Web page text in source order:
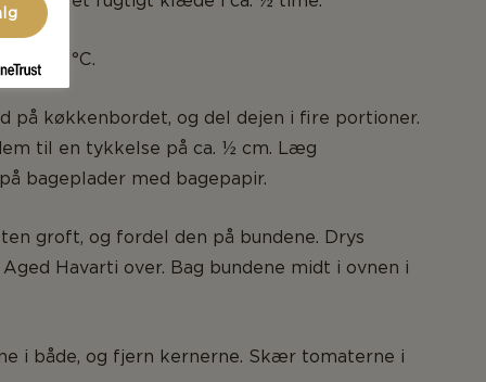
til 225 °C.
på køkkenbordet, og del dejen i fire portioner.
til en tykkelse på ca. ½ cm. Læg
bageplader med bagepapir.
groft, og fordel den på bundene. Drys
Havarti over. Bag bundene midt i ovnen i
i både, og fjern kernerne. Skær tomaterne i